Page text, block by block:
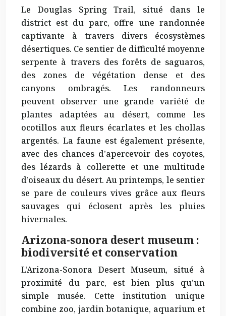
Le Douglas Spring Trail, situé dans le
district est du parc, offre une randonnée
captivante à travers divers écosystèmes
désertiques. Ce sentier de difficulté moyenne
serpente à travers des forêts de saguaros,
des zones de végétation dense et des
canyons ombragés. Les randonneurs
peuvent observer une grande variété de
plantes adaptées au désert, comme les
ocotillos aux fleurs écarlates et les chollas
argentés. La faune est également présente,
avec des chances d’apercevoir des coyotes,
des lézards à collerette et une multitude
d’oiseaux du désert. Au printemps, le sentier
se pare de couleurs vives grâce aux fleurs
sauvages qui éclosent après les pluies
hivernales.
Arizona-sonora desert museum :
biodiversité et conservation
L’Arizona-Sonora Desert Museum, situé à
proximité du parc, est bien plus qu’un
simple musée. Cette institution unique
combine zoo, jardin botanique, aquarium et